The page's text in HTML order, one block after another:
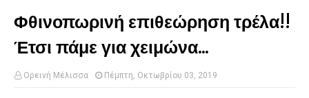
Φθινοπωρινή επιθεώρηση τρέλα!!
Έτσι πάμε για χειμώνα...
Ορεινή Μέλισσα Πέμπτη, Οκτωβρίου 03, 2019